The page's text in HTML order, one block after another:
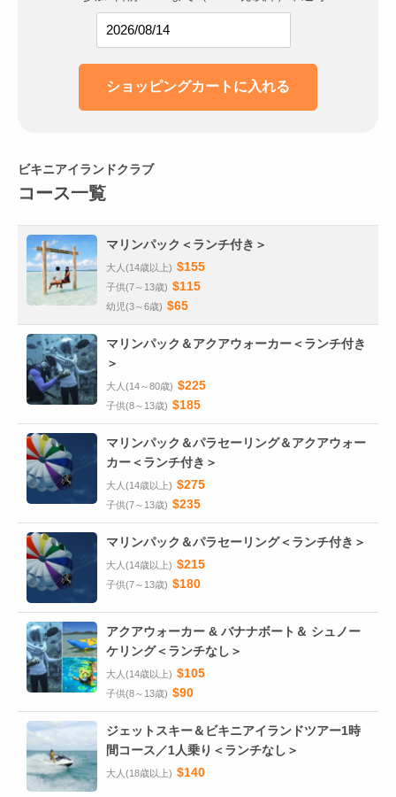
ビキニアイランドクラブ
コース一覧
マリンパック＜ランチ付き＞
大人(14歳以上) $155
子供(7～13歳) $115
幼児(3～6歳) $65
マリンパック＆アクアウォーカー＜ランチ付き
＞
大人(14～80歳) $225
子供(8～13歳) $185
マリンパック＆パラセーリング＆アクアウォー
カー＜ランチ付き＞
大人(14歳以上) $275
子供(7～13歳) $235
マリンパック＆パラセーリング＜ランチ付き＞
大人(14歳以上) $215
子供(7～13歳) $180
アクアウォーカー & バナナボート＆ シュノー
ケリング＜ランチなし＞
大人(14歳以上) $105
子供(8～13歳) $90
ジェットスキー＆ビキニアイランドツアー1時
間コース／1人乗り＜ランチなし＞
大人(18歳以上) $140